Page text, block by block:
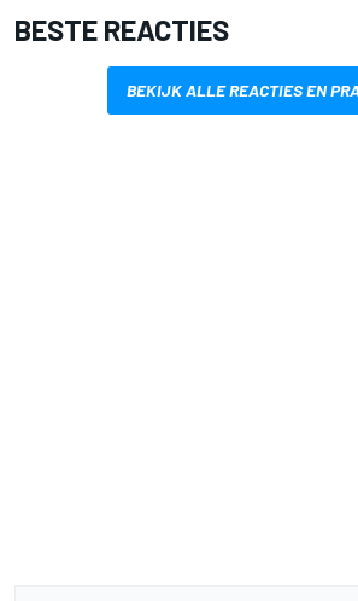
BESTE REACTIES
BEKIJK ALLE REACTIES EN